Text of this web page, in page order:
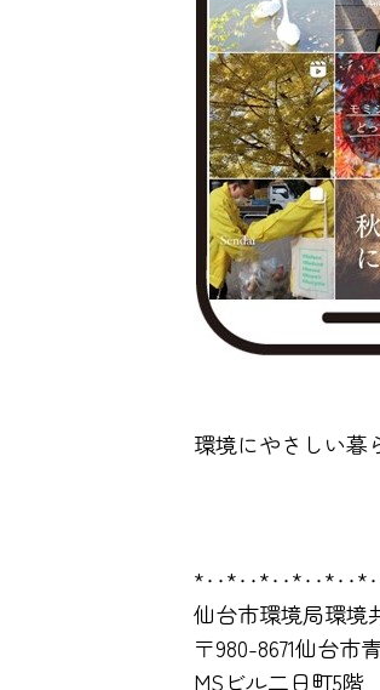
環境にやさしい暮
仙台市環境局環境
〒980-8671仙台市
MSビル二日町5階